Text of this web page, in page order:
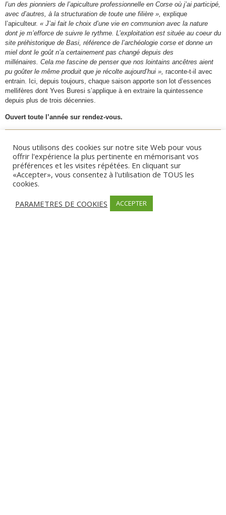
l’un des pionniers de l’apiculture professionnelle en Corse où j’ai participé,
avec d’autres, à la structuration de toute une filière », explique
l’apiculteur. « J’ai fait le choix d’une vie en communion avec la nature
dont je m’efforce de suivre le rythme. L’exploitation est située au coeur du
site préhistorique de Basi, référence de l’archéologie corse et donne un
miel dont le goût n’a certainement pas changé depuis des
millénaires. Cela me fascine de penser que nos lointains ancêtres aient
pu goûter le même produit que je récolte aujourd’hui », raconte-t-il avec
entrain. Ici, depuis toujours, chaque saison apporte son lot d’essences
mellifères dont Yves Buresi s’applique à en extraire la quintessence
depuis plus de trois décennies.
Ouvert toute l’année sur rendez-vous.
Informations
Producteurs
+33 6 81 59 02 54
Nous utilisons des cookies sur notre site Web pour vous
offrir l'expérience la plus pertinente en mémorisant vos
préférences et les visites répétées. En cliquant sur
«Accepter», vous consentez à l'utilisation de TOUS les
cookies.
PARAMETRES DE COOKIES
ACCEPTER